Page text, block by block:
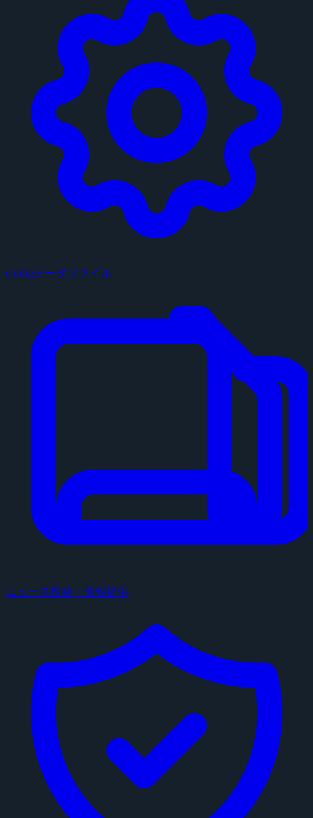
configデータファイル
ニュース投稿・情報提供